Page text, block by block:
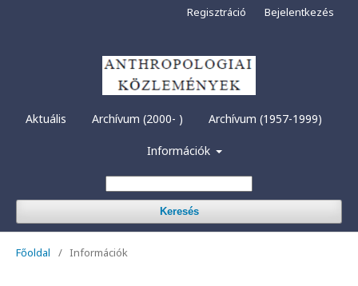
Aktuális Archívum (2000- ) Archívum (1957-1999)
Információk
Keresés
Regisztráció Bejelentkezés
Főoldal / Információk